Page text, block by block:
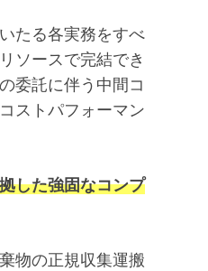
たる各実務をすべ
ソースで完結でき
委託に伴う中間コ
ストパフォーマン
した強固なコンプ
物の正規収集運搬